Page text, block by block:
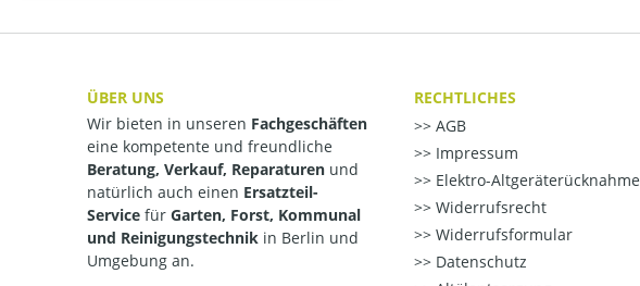
ÜBER UNS
Wir bieten in unseren Fachgeschäften
eine kompetente und freundliche
Beratung, Verkauf, Reparaturen und
natürlich auch einen Ersatzteil-
Service für Garten, Forst, Kommunal
und Reinigungstechnik in Berlin und
Umgebung an.
RECHTLICHES
AGB
Impressum
Elektro-Altgeräterücknahme
Widerrufsrecht
Widerrufsformular
Datenschutz